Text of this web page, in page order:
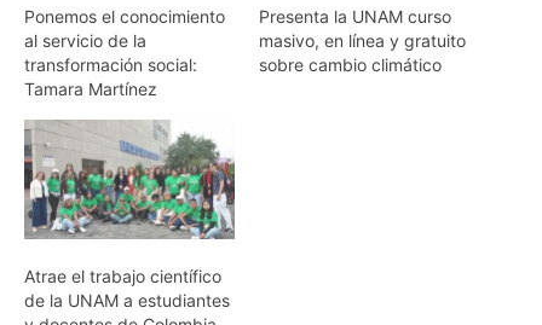
Ponemos el conocimiento
al servicio de la
transformación social:
Tamara Martínez
Presenta la UNAM curso
masivo, en línea y gratuito
sobre cambio climático
Atrae el trabajo científico
de la UNAM a estudiantes